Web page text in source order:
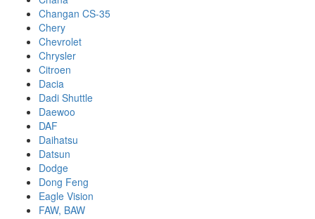
Changan CS-35
Chery
Chevrolet
Chrysler
Citroen
Dacia
Dadi Shuttle
Daewoo
DAF
Daihatsu
Datsun
Dodge
Dong Feng
Eagle Vision
FAW, BAW